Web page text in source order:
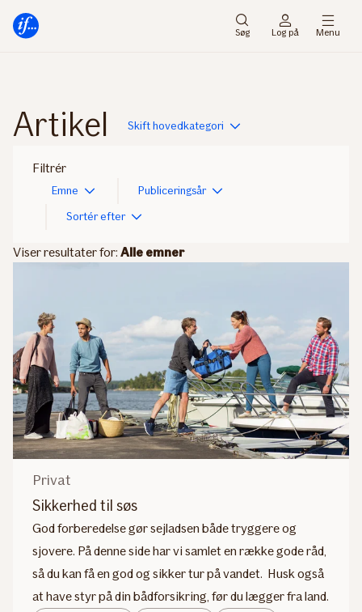
Søg Log på Menu
Artikel Skift hovedkategori
Filtrér
Emne
Publiceringsår
Sortér efter
Viser resultater for: Alle emner
Privat
Sikkerhed til søs
God forberedelse gør sejladsen både tryggere og
sjovere. På denne side har vi samlet en række gode råd,
så du kan få en god og sikker tur på vandet. Husk også
at have styr på din bådforsikring, før du lægger fra land.